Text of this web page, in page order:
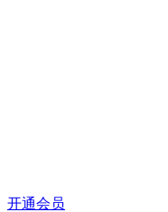
开通会员